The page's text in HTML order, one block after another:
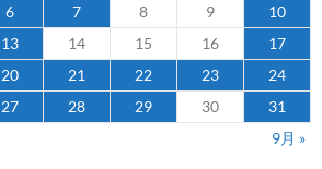
6 7 8 9
10
13 14 15 16
17
20 21 22 23
24
27 28 29 30
31
9月 »